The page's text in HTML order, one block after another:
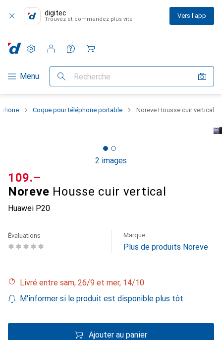
digitec
Trouvez et commandez plus vite Vers l'app
Navigation par catégorie
Menu Recherche
Paramètres
Compte client
Listes de comparaison
Listes d'envies
Panier
Coque pour téléphone portable Noreve Housse cuir vertical
2 images
Noreve Housse cuir vertical
Huawei P20
CHF
109.–
Évaluations Marque
Plus de produits Noreve
Livré entre sam, 26/9 et mer, 14/10
M'informer si le produit est disponible plus tôt
Ajouter au panier